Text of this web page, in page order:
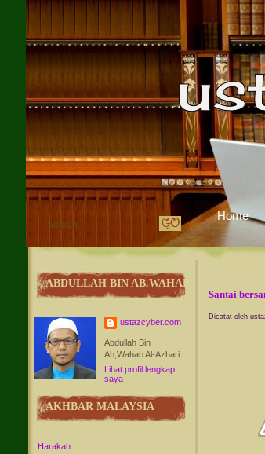
Home
ABDULLAH BIN AB.WAHAB
ustazcyber.com
Abdullah Bin
Ab,Wahab Al-Azhari
Lihat profil lengkap
saya
AKHBAR MALAYSIA
Harakah
Santai
Dicatat oleh